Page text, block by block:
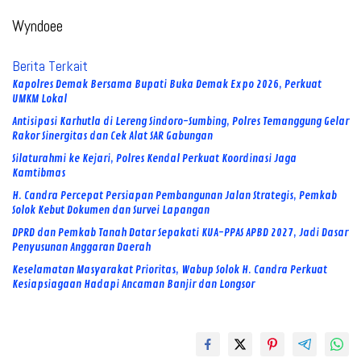
Wyndoee
Berita Terkait
Kapolres Demak Bersama Bupati Buka Demak Expo 2026, Perkuat
UMKM Lokal
Antisipasi Karhutla di Lereng Sindoro-Sumbing, Polres Temanggung Gelar
Rakor Sinergitas dan Cek Alat SAR Gabungan
Silaturahmi ke Kejari, Polres Kendal Perkuat Koordinasi Jaga
Kamtibmas
H. Candra Percepat Persiapan Pembangunan Jalan Strategis, Pemkab
Solok Kebut Dokumen dan Survei Lapangan
DPRD dan Pemkab Tanah Datar Sepakati KUA-PPAS APBD 2027, Jadi Dasar
Penyusunan Anggaran Daerah
Keselamatan Masyarakat Prioritas, Wabup Solok H. Candra Perkuat
Kesiapsiagaan Hadapi Ancaman Banjir dan Longsor